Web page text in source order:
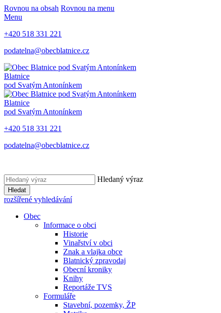
Rovnou na obsah Rovnou na menu
Menu
+420 518 331 221
podatelna@obecblatnice.cz
Blatnice
pod Svatým Antonínkem
Blatnice
pod Svatým Antonínkem
+420 518 331 221
podatelna@obecblatnice.cz
Hledaný výraz
Hledat
rozšířené vyhledávání
Obec
Informace o obci
Historie
Vinařství v obci
Znak a vlajka obce
Blatnický zpravodaj
Obecní kroniky
Knihy
Reportáže TVS
Formuláře
Stavební, pozemky, ŽP